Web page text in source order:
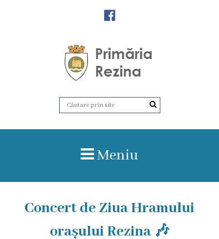
Amalgamare
în
Meniu
Concert de Ziua Hramului
orașului Rezina 🎶